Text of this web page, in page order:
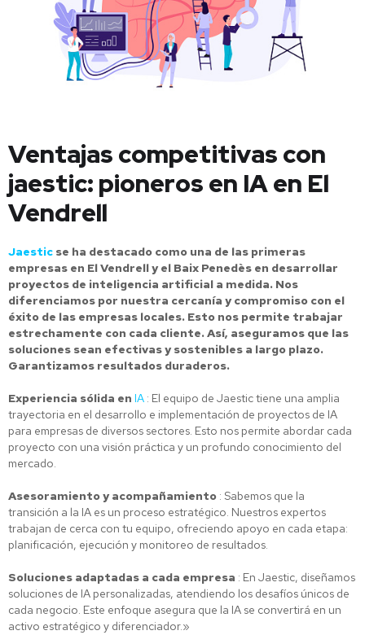
Ventajas competitivas con
jaestic: pioneros en IA en El
Vendrell
Jaestic se ha destacado como una de las primeras
empresas en El Vendrell y el Baix Penedès en desarrollar
proyectos de inteligencia artificial a medida. Nos
diferenciamos por nuestra cercanía y compromiso con el
éxito de las empresas locales. Esto nos permite trabajar
estrechamente con cada cliente. Así, aseguramos que las
soluciones sean efectivas y sostenibles a largo plazo.
Garantizamos resultados duraderos.
Experiencia sólida en IA : El equipo de Jaestic tiene una amplia
trayectoria en el desarrollo e implementación de proyectos de IA
para empresas de diversos sectores. Esto nos permite abordar cada
proyecto con una visión práctica y un profundo conocimiento del
mercado.
Asesoramiento y acompañamiento : Sabemos que la
transición a la IA es un proceso estratégico. Nuestros expertos
trabajan de cerca con tu equipo, ofreciendo apoyo en cada etapa:
planificación, ejecución y monitoreo de resultados.
Soluciones adaptadas a cada empresa : En Jaestic, diseñamos
soluciones de IA personalizadas, atendiendo los desafíos únicos de
cada negocio. Este enfoque asegura que la IA se convertirá en un
activo estratégico y diferenciador.»